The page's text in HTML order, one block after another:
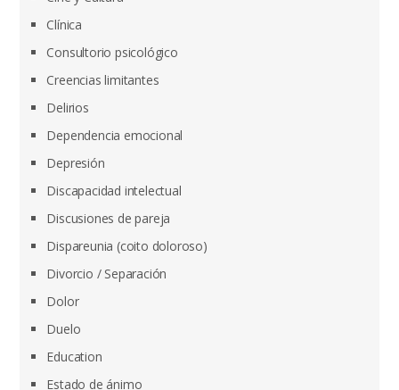
Clínica
Consultorio psicológico
Creencias limitantes
Delirios
Dependencia emocional
Depresión
Discapacidad intelectual
Discusiones de pareja
Dispareunia (coito doloroso)
Divorcio / Separación
Dolor
Duelo
Education
Estado de ánimo